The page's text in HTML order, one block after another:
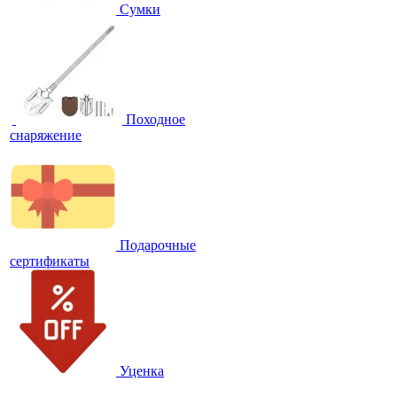
Сумки
Походное
снаряжение
Подарочные
сертификаты
Уценка